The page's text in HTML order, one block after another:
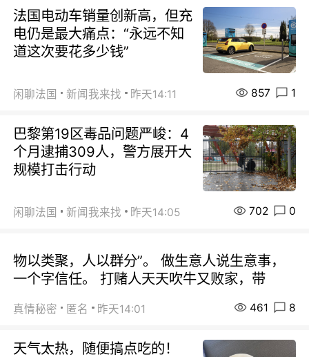
法国电动车销量创新高，但充
电仍是最大痛点：“永远不知
道这次要花多少钱”
闲聊法国 新闻我来找 昨天14:11 857 1
巴黎第19区毒品问题严峻：4
个月逮捕309人，警方展开大
规模打击行动
闲聊法国 新闻我来找 昨天14:05 702 0
物以类聚，人以群分”。 做生意人说生意事，
一个字信任。 打赌人天天吹牛又败家，带
真情秘密 匿名 昨天14:01 461 8
天气太热，随便搞点吃的！